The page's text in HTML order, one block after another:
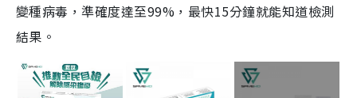
變種病毒，準確度達至99%，最快15分鐘就能知道檢測
結果。